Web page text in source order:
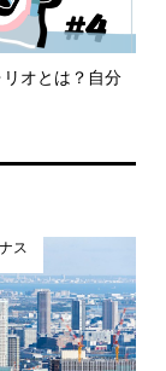
リオとは？自分
ス